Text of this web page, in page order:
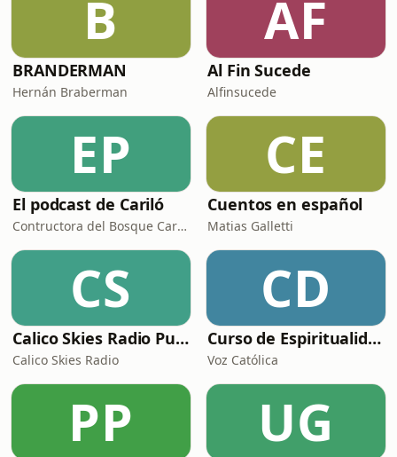
B
BRANDERMAN
Hernán Braberman
AF
Al Fin Sucede
Alfinsucede
EP
El podcast de Cariló
Contructora del Bosque Cariló
CE
Cuentos en español
Matias Galletti
CS
Calico Skies Radio Puro McCartney
Calico Skies Radio
CD
Curso de Espiritualidad: De la Conversión a la Santidad
Voz Católica
PP UG